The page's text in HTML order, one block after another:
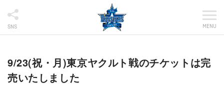
SNS MENU
9/23(祝・月)東京ヤクルト戦のチケットは完
売いたしました